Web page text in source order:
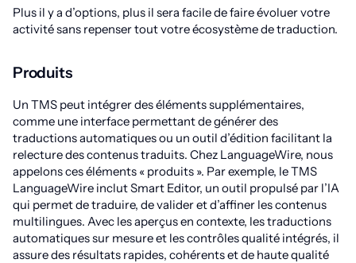
Plus il y a d’options, plus il sera facile de faire évoluer votre
activité sans repenser tout votre écosystème de traduction.
Produits
Un TMS peut intégrer des éléments supplémentaires,
comme une interface permettant de générer des
traductions automatiques ou un outil d’édition facilitant la
relecture des contenus traduits. Chez LanguageWire, nous
appelons ces éléments « produits ». Par exemple, le TMS
LanguageWire inclut Smart Editor, un outil propulsé par l’IA
qui permet de traduire, de valider et d’affiner les contenus
multilingues. Avec les aperçus en contexte, les traductions
automatiques sur mesure et les contrôles qualité intégrés, il
assure des résultats rapides, cohérents et de haute qualité